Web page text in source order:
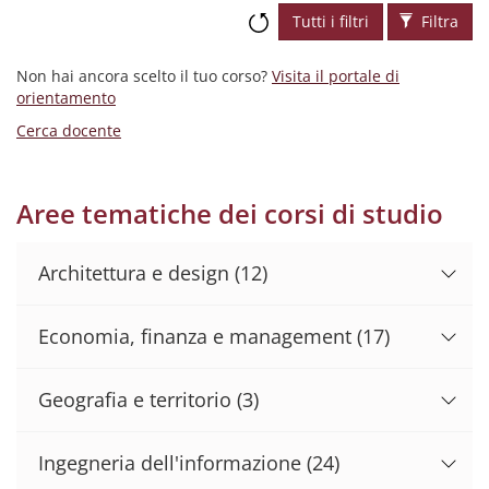
Tutti i filtri Filtra
Non hai ancora scelto il tuo corso? Visita il portale di
orientamento
Cerca docente
Aree tematiche dei corsi di studio
Architettura e design (12)
Economia, finanza e management (17)
Geografia e territorio (3)
Ingegneria dell'informazione (24)